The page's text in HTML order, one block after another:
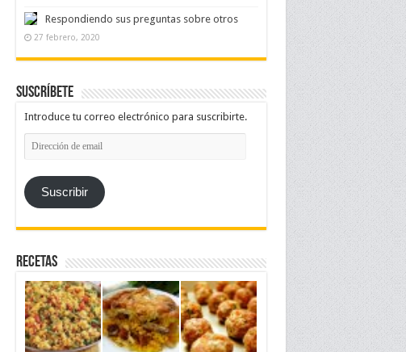
Respondiendo sus preguntas sobre otros
27 febrero, 2020
Suscríbete
Introduce tu correo electrónico para suscribirte.
Dirección
de
Suscribir
Recetas